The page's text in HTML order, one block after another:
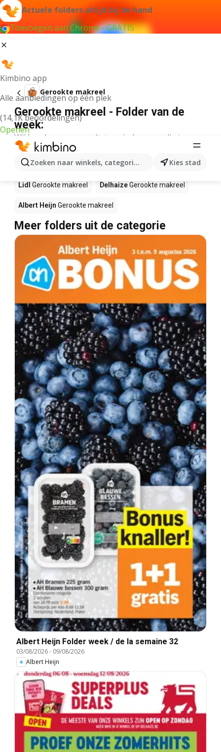
Actuele folders altijd bij de hand
Toevoegen aan Chrome - GRATIS
Kimbino app
Alle aanbiedingen op één plek
(14,1K beoordelingen)
Openen
Zoeken naar winkels, categorieën, producten...
Kies stad
Gerookte makreel
Gerookte makreel - Folder van de
week:
Wij konden geen resultaten vinden voor die term.
Gerookte makreel in actie – Waar te
koop?
Lidl Gerookte makreel DelhaizeGerookte makreel
Albert Heijn Gerookte makreel
Meer folders uit de categorie
Albert Heijn Folder week / de la semaine 32
03/08/2026- 09/08/2026
Albert Heijn